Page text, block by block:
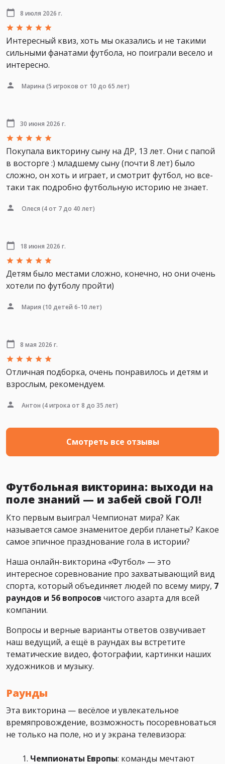
8 июля 2026 г.
Интересный квиз, хоть мы оказались и не такими
сильными фанатами футбола, но поиграли весело и
интересно.
Марина (5 игроков от 10 до 65 лет)
30 июня 2026 г.
Покупала викторину сыну на ДР, 13 лет. Они с папой
в восторге :) младшему сыну (почти 8 лет) было
сложно, он хоть и играет, и смотрит футбол, но все-
таки так подробно футбольную историю не знает.
Олеся (4 от 7 до 40 лет)
18 июня 2026 г.
Детям было местами сложно, конечно, но они очень
хотели по футболу пройти)
Мария (10 детей 6-10 лет)
8 мая 2026 г.
Отличная подборка, очень понравилось и детям и
взрослым, рекомендуем.
Антон (4 игрока от 8 до 35 лет)
Смотреть все отзывы
Футбольная викторина: выходи на
поле знаний — и забей свой ГОЛ!
Кто первым выиграл Чемпионат мира? Как
называется самое знаменитое дерби планеты? Какое
самое эпичное празднование гола в истории?
Наша онлайн-викторина «Футбол» — это
интересное соревнование про захватывающий вид
спорта, который объединяет людей по всему миру, 7
раундов и 56 вопросов чистого азарта для всей
компании.
Вопросы и верные варианты ответов озвучивает
наш ведущий, а ещё в раундах вы встретите
тематические видео, фотографии, картинки наших
художников и музыку.
Раунды
Эта викторина — весёлое и увлекательное
времяпровождение, возможность посоревноваться
не только на поле, но и у экрана телевизора:
Чемпионаты Европы: команды мечтают